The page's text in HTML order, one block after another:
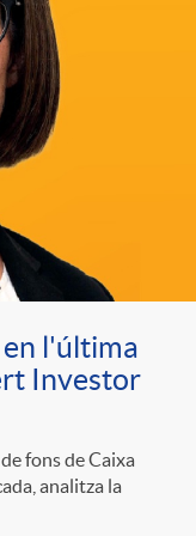
en l'última
Investor
fons de Caixa
analitza la